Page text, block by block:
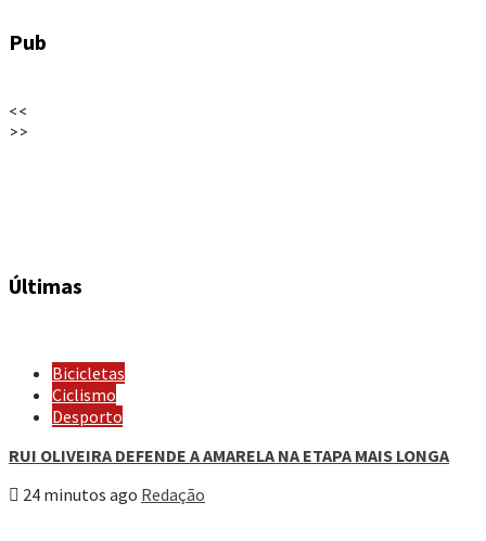
Pub
<<
>>
Últimas
Bicicletas
Ciclismo
Desporto
RUI OLIVEIRA DEFENDE A AMARELA NA ETAPA MAIS LONGA
24 minutos ago Redação